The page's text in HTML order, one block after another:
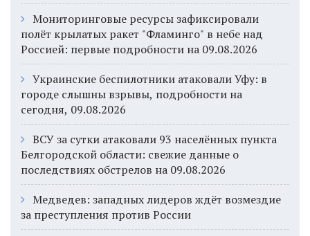
Мониторинговые ресурсы зафиксировали
полёт крылатых ракет "Фламинго" в небе над
Россией: первые подробности на 09.08.2026
Украинские беспилотники атаковали Уфу: в
городе слышны взрывы, подробности на
сегодня, 09.08.2026
ВСУ за сутки атаковали 93 населённых пункта
Белгородской области: свежие данные о
последствиях обстрелов на 09.08.2026
Медведев: западных лидеров ждёт возмездие
за преступления против России